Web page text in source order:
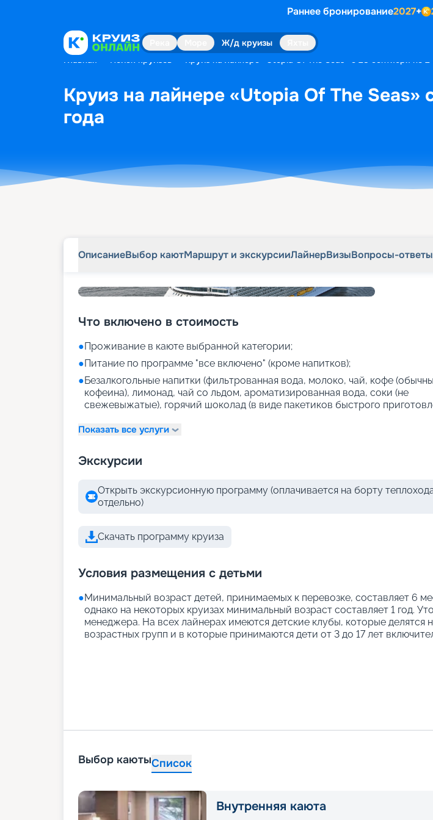
Раннее бронирование2027+
Ж/д круизы
Главная Поиск круизов Круиз на лайнере «Utopia Of The Seas» с 28 сентября по 2
Круиз на лайнере «Utopia Of The Seas»
года
ОписаниеВыбор каютМаршрут и экскурсииЛайнерВизыВопросы-ответы
Что включено в стоимость
●Проживание в каюте выбранной категории;
●Питание по программе "все включено" (кроме напитков);
●Безалкогольные напитки (фильтрованная вода, молоко, чай, кофе
кофеина), лимонад, чай со льдом, ароматизированная вода, соки (не
свежевыжатые), горячий шоколад (в виде пакетиков быстрого
Показать все услуги
Экскурсии
Открыть экскурсионную программу (оплачивается на борту
отдельно)
Скачать программу круиза
Условия размещения с детьми
●Минимальный возраст детей, принимаемых к перевозке, составляет 6
однако на некоторых круизах минимальный возраст составляет 1 год.
менеджера. На всех лайнерах имеются детские клубы, которые делятся
возрастных групп и в которые принимаются дети от 3 до 17 лет
Выбор каютыСписок
Внутренняя каюта